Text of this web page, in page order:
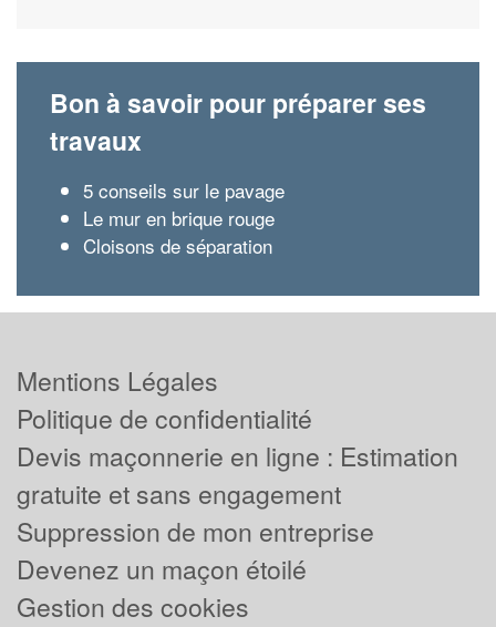
Bon à savoir pour préparer ses
travaux
5 conseils sur le pavage
Le mur en brique rouge
Cloisons de séparation
Mentions Légales
Politique de confidentialité
Devis maçonnerie en ligne : Estimation
gratuite et sans engagement
Suppression de mon entreprise
Devenez un maçon étoilé
Gestion des cookies